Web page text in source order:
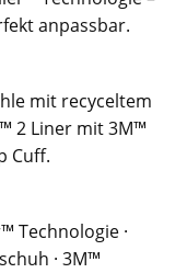
anpassbar.
mit recyceltem
2 Liner mit 3M™
Cuff.
Technologie ·
· 3M™